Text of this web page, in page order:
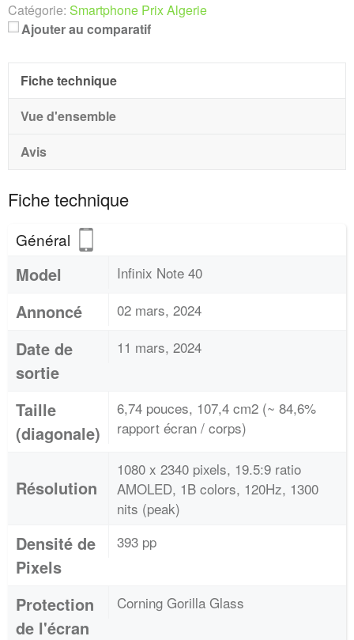
Catégorie: Smartphone Prix Algerie
Ajouter au comparatif
Fiche technique
Vue d'ensemble
Avis
Fiche technique
Général
Model Infinix Note 40
Annoncé 02 mars, 2024
Date de
sortie
11 mars, 2024
Taille
(diagonale)
6,74 pouces, 107,4 cm2 (~ 84,6%
rapport écran / corps)
Résolution
1080 x 2340 pixels, 19.5:9 ratio
AMOLED, 1B colors, 120Hz, 1300
nits (peak)
Densité de
Pixels
393 pp
Protection
de l'écran
Corning Gorilla Glass